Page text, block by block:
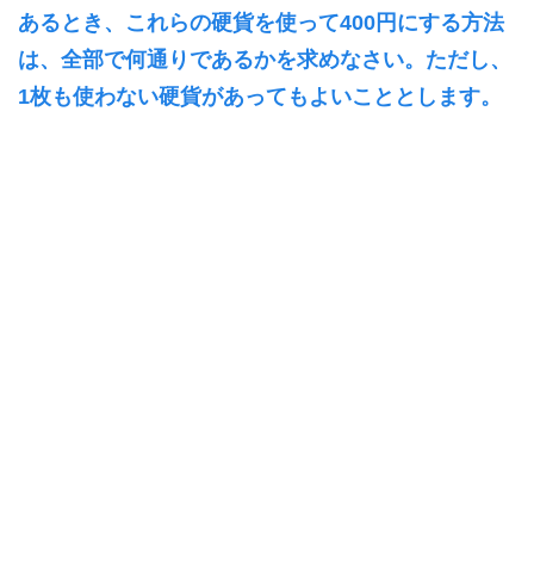
あるとき、これらの硬貨を使って400円にする方法
は、全部で何通りであるかを求めなさい。ただし、
1枚も使わない硬貨があってもよいこととします。